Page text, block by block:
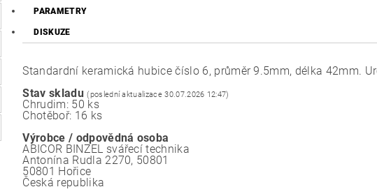
PARAMETRY
DISKUZE
Standardní keramická hubice číslo 6, průměr 9.5mm, délka 42mm.
Stav skladu (poslední aktualizace 30.07.2026 12:47)
Chrudim: 50 ks
Chotěboř: 16 ks
Výrobce / odpovědná osoba
ABICOR BINZEL svářecí technika
Antonína Rudla 2270, 50801
50801 Hořice
Česká republika